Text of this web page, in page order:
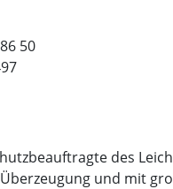
50
des
und mit